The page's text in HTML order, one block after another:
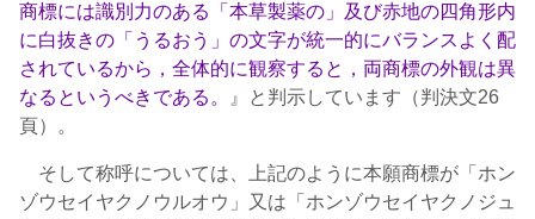
商標には識別力のある「本草製薬の」及び赤地の四角形内
に白抜きの「うるおう」の文字が統一的にバランスよく配
されているから，全体的に観察すると，両商標の外観は異
なるというべきである。
』と判示しています（判決文26
頁）。
そして称呼については、上記のように本願商標が「ホン
ゾウセイヤクノウルオウ」又は「ホンゾウセイヤクノジュ